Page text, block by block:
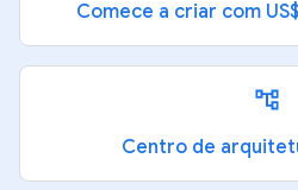
Comece a criar com
Centro de